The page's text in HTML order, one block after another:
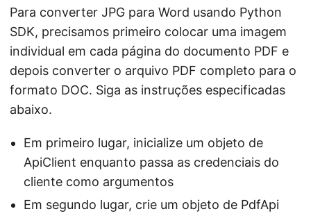
Para converter JPG para Word usando Python
SDK, precisamos primeiro colocar uma imagem
individual em cada página do documento PDF e
depois converter o arquivo PDF completo para o
formato DOC. Siga as instruções especificadas
abaixo.
Em primeiro lugar, inicialize um objeto de
ApiClient enquanto passa as credenciais do
cliente como argumentos
Em segundo lugar, crie um objeto de PdfApi